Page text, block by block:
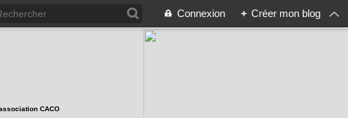
Connexion + Créer mon blog
CACO